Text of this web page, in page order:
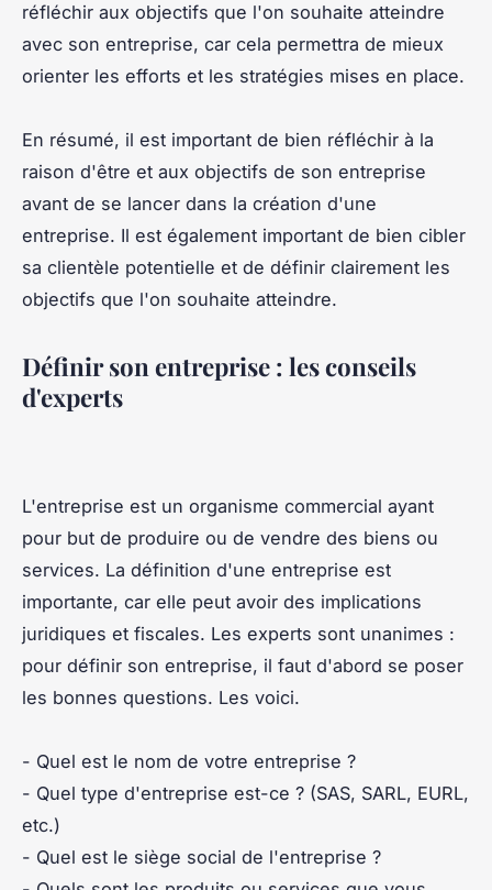
réfléchir aux objectifs que l'on souhaite atteindre
avec son entreprise, car cela permettra de mieux
orienter les efforts et les stratégies mises en place.
En résumé, il est important de bien réfléchir à la
raison d'être et aux objectifs de son entreprise
avant de se lancer dans la création d'une
entreprise. Il est également important de bien cibler
sa clientèle potentielle et de définir clairement les
objectifs que l'on souhaite atteindre.
Définir son entreprise : les conseils
d'experts
L'entreprise est un organisme commercial ayant
pour but de produire ou de vendre des biens ou
services. La définition d'une entreprise est
importante, car elle peut avoir des implications
juridiques et fiscales. Les experts sont unanimes :
pour définir son entreprise, il faut d'abord se poser
les bonnes questions. Les voici.
- Quel est le nom de votre entreprise ?
- Quel type d'entreprise est-ce ? (SAS, SARL, EURL,
etc.)
- Quel est le siège social de l'entreprise ?